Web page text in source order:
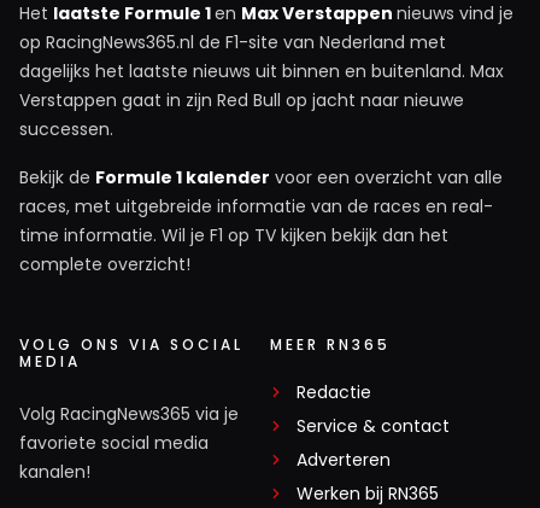
Het laatste Formule 1en Max Verstappen nieuws vind je
op RacingNews365.nl de F1-site van Nederland met
dagelijks het laatste nieuws uit binnen en buitenland. Max
Verstappen gaat in zijn Red Bull op jacht naar nieuwe
successen.
Bekijk de Formule 1 kalender voor een overzicht van alle
races, met uitgebreide informatie van de races en real-
time informatie. Wil je F1 op TV kijken bekijk dan het
complete overzicht!
VOLG ONS VIA SOCIAL
MEDIA
Volg RacingNews365 via je
favoriete social media
kanalen!
MEER RN365
Redactie
Service & contact
Adverteren
Werken bij RN365